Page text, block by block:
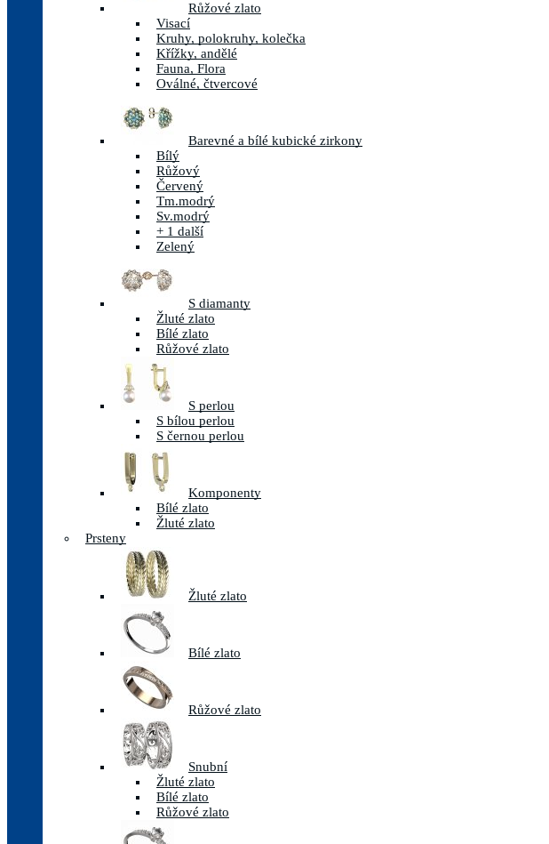
Růžové zlato
Visací
Kruhy, polokruhy, kolečka
Křížky, andělé
Fauna, Flora
Oválné, čtvercové
Barevné a bílé kubické zirkony
Bílý
Růžový
Červený
Tm.modrý
Sv.modrý
+ 1 další
Zelený
S diamanty
Žluté zlato
Bílé zlato
Růžové zlato
S perlou
S bílou perlou
S černou perlou
Komponenty
Bílé zlato
Žluté zlato
Prsteny
Žluté zlato
Bílé zlato
Růžové zlato
Snubní
Žluté zlato
Bílé zlato
Růžové zlato